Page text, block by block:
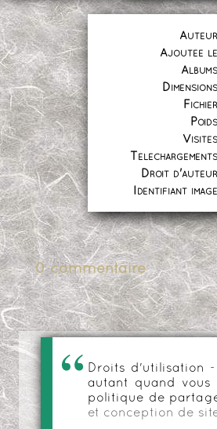
Auteur
Ajoutée le
Albums
Dimensions
Fichier
Poids
Visites
Téléchargements
Droit d'auteur
Identifiant image
0 commentaire
Droits d'utilisation
autant quand vous
politique de
et conception de